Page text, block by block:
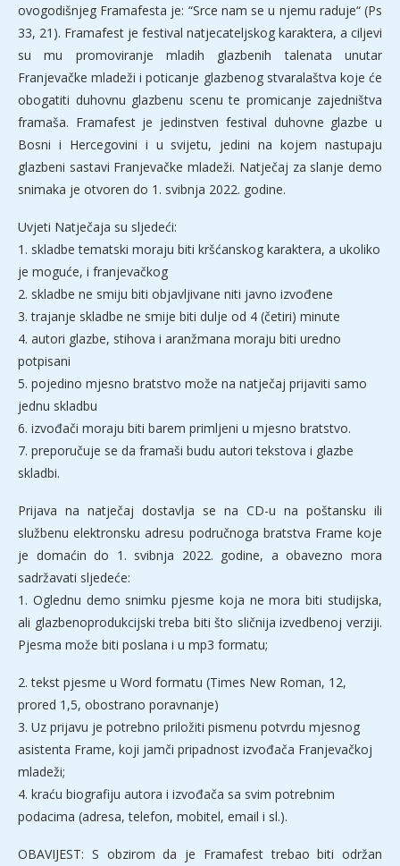
ovogodišnjeg Framafesta je: “Srce nam se u njemu raduje“ (Ps
33, 21). Framafest je festival natjecateljskog karaktera, a ciljevi
su mu promoviranje mladih glazbenih talenata unutar
Franjevačke mladeži i poticanje glazbenog stvaralaštva koje će
obogatiti duhovnu glazbenu scenu te promicanje zajedništva
framaša. Framafest je jedinstven festival duhovne glazbe u
Bosni i Hercegovini i u svijetu, jedini na kojem nastupaju
glazbeni sastavi Franjevačke mladeži. Natječaj za slanje demo
snimaka je otvoren do 1. svibnja 2022. godine.
Uvjeti Natječaja su sljedeći:
1. skladbe tematski moraju biti kršćanskog karaktera, a ukoliko
je moguće, i franjevačkog
2. skladbe ne smiju biti objavljivane niti javno izvođene
3. trajanje skladbe ne smije biti dulje od 4 (četiri) minute
4. autori glazbe, stihova i aranžmana moraju biti uredno
potpisani
5. pojedino mjesno bratstvo može na natječaj prijaviti samo
jednu skladbu
6. izvođači moraju biti barem primljeni u mjesno bratstvo.
7. preporučuje se da framaši budu autori tekstova i glazbe
skladbi.
Prijava na natječaj dostavlja se na CD-u na poštansku ili
službenu elektronsku adresu područnoga bratstva Frame koje
je domaćin do 1. svibnja 2022. godine, a obavezno mora
sadržavati sljedeće:
1. Oglednu demo snimku pjesme koja ne mora biti studijska,
ali glazbenoprodukcijski treba biti što sličnija izvedbenoj verziji.
Pjesma može biti poslana i u mp3 formatu;
2. tekst pjesme u Word formatu (Times New Roman, 12,
prored 1,5, obostrano poravnanje)
3. Uz prijavu je potrebno priložiti pismenu potvrdu mjesnog
asistenta Frame, koji jamči pripadnost izvođača Franjevačkoj
mladeži;
4. kraću biografiju autora i izvođača sa svim potrebnim
podacima (adresa, telefon, mobitel, email i sl.).
OBAVIJEST: S obzirom da je Framafest trebao biti održan